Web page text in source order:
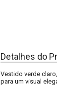
Detalhes do
Vestido verde
para um visual